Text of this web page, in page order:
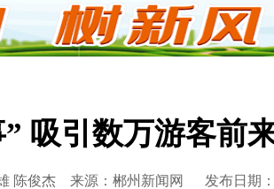
吸引数万游客前
陈俊杰 来源：郴州新闻网 发布日期